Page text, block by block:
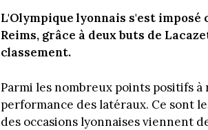
L'Olympique lyonnais s'est imposé
Reims, grâce à deux buts de
classement.
Parmi les nombreux points positifs
performance des latéraux. Ce sont
des occasions lyonnaises viennent